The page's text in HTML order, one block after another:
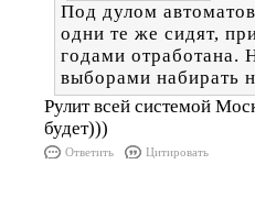
Под дулом
одни те же сидят,
годами отработана.
выборами набирать
Рулит всей системой
будет)))
Ответить Цитировать